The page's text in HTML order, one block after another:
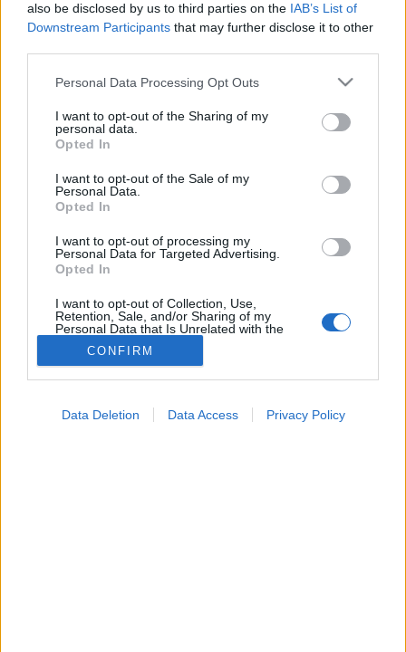
also be disclosed by us to third parties on the IAB’s List of
Downstream Participants that may further disclose it to other
Please note that this website/app uses one or more Google
not limited to your visit or usage behaviour. You may click to
grant or deny consent to Google and its third-party tags to
use your data for below specified purposes in below Google
consent section.
Personal Data Processing Opt Outs
I want to opt-out of the Sharing of my
personal data.
Opted In
I want to opt-out of the Sale of my
Personal Data.
Opted In
I want to opt-out of processing my
Personal Data for Targeted Advertising.
Opted In
I want to opt-out of Collection, Use,
Retention, Sale, and/or Sharing of my
Personal Data that Is Unrelated with the
Purposes for which it was collected.
Opted Out
CONFIRM
Data Deletion Data Access Privacy Policy
Táplálkozás
2026. május 07. 15:24